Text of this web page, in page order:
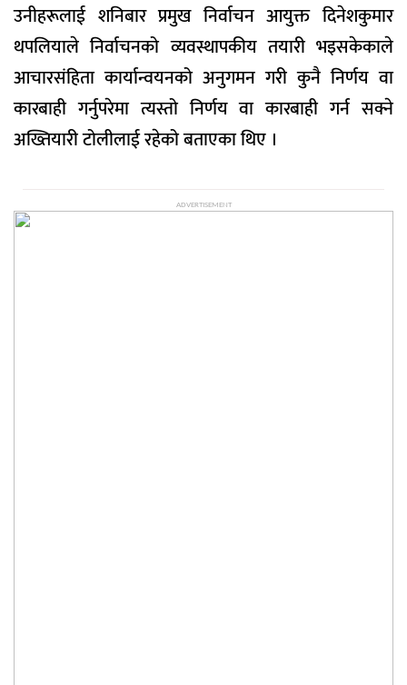
उनीहरूलाई शनिबार प्रमुख निर्वाचन आयुक्त दिनेशकुमार
थपलियाले निर्वाचनको व्यवस्थापकीय तयारी भइसकेकाले
आचारसंहिता कार्यान्वयनको अनुगमन गरी कुनै निर्णय वा
कारबाही गर्नुपरेमा त्यस्तो निर्णय वा कारबाही गर्न सक्ने
अख्तियारी टोलीलाई रहेको बताएका थिए ।
ADVERTISEMENT